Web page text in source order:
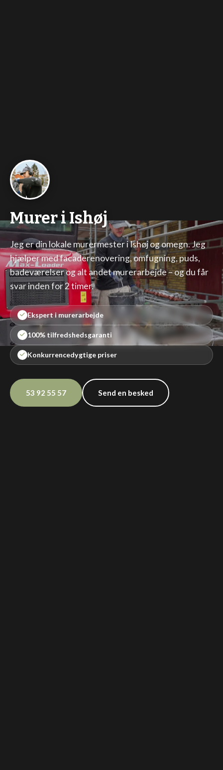
Murer i Ishøj
Jeg er din lokale murermester i Ishøj og omegn. Jeg
hjælper med facaderenovering, omfugning, puds,
badeværelser og alt andet murerarbejde – og du får
svar inden for 2 timer.
Ekspert i murerarbejde
100% tilfredshedsgaranti
Konkurrencedygtige priser
53 92 55 57 Send en besked